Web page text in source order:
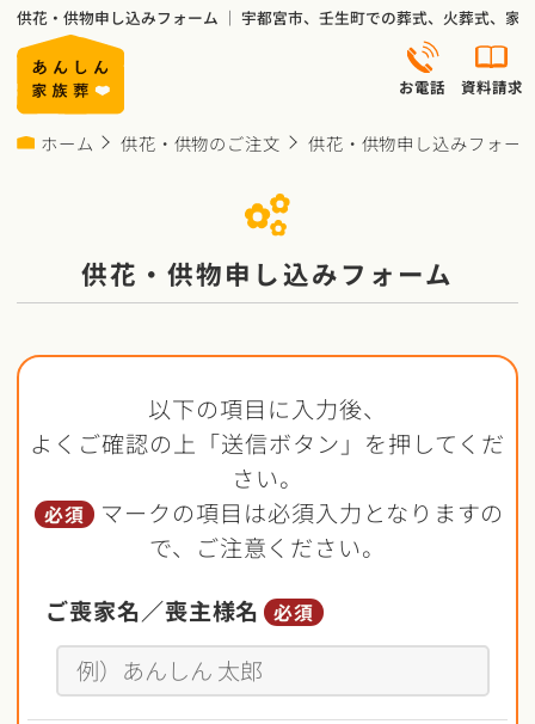
供花・供物申し込みフォーム ｜ 宇都宮市、壬生町での葬式、火葬式、家
お電話 資料請求
ホーム 供花・供物のご注文 供花・供物申し込みフォー
供花・供物申し込みフォーム
以下の項目に入力後、
よくご確認の上「送信ボタン」を押してくだ
さい。
必須
マークの項目は必須入力となりますの
で、ご注意ください。
ご喪家名／喪主様名
必須